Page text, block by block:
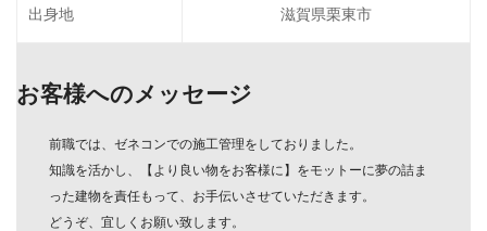
出身地 滋賀県栗東市
お客様へのメッセージ
前職では、ゼネコンでの施工管理をしておりました。
知識を活かし、【より良い物をお客様に】をモットーに夢の詰ま
った建物を責任もって、お手伝いさせていただきます。
どうぞ、宜しくお願い致します。